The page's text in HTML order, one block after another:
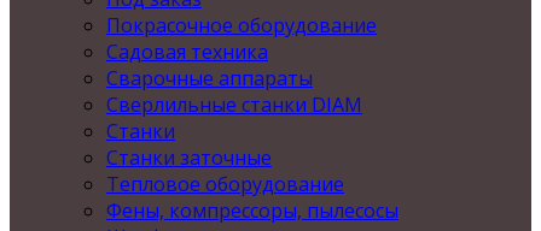
Покрасочное оборудование
Садовая техника
Сварочные аппараты
Сверлильные станки DIAM
Станки
Станки заточные
Тепловое оборудование
Фены, компрессоры, пылесосы